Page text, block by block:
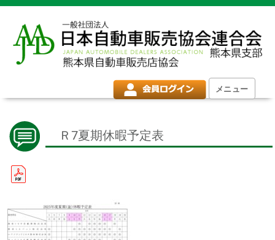
メニュー
Ｒ7夏期休暇予定表